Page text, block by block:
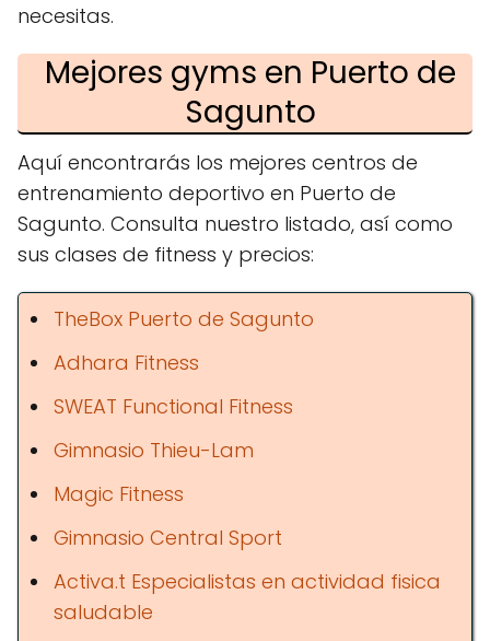
necesitas.
Mejores gyms en Puerto de
Sagunto
Aquí encontrarás los mejores centros de
entrenamiento deportivo en Puerto de
Sagunto. Consulta nuestro listado, así como
sus clases de fitness y precios:
TheBox Puerto de Sagunto
Adhara Fitness
SWEAT Functional Fitness
Gimnasio Thieu-Lam
Magic Fitness
Gimnasio Central Sport
Activa.t Especialistas en actividad fisica
saludable